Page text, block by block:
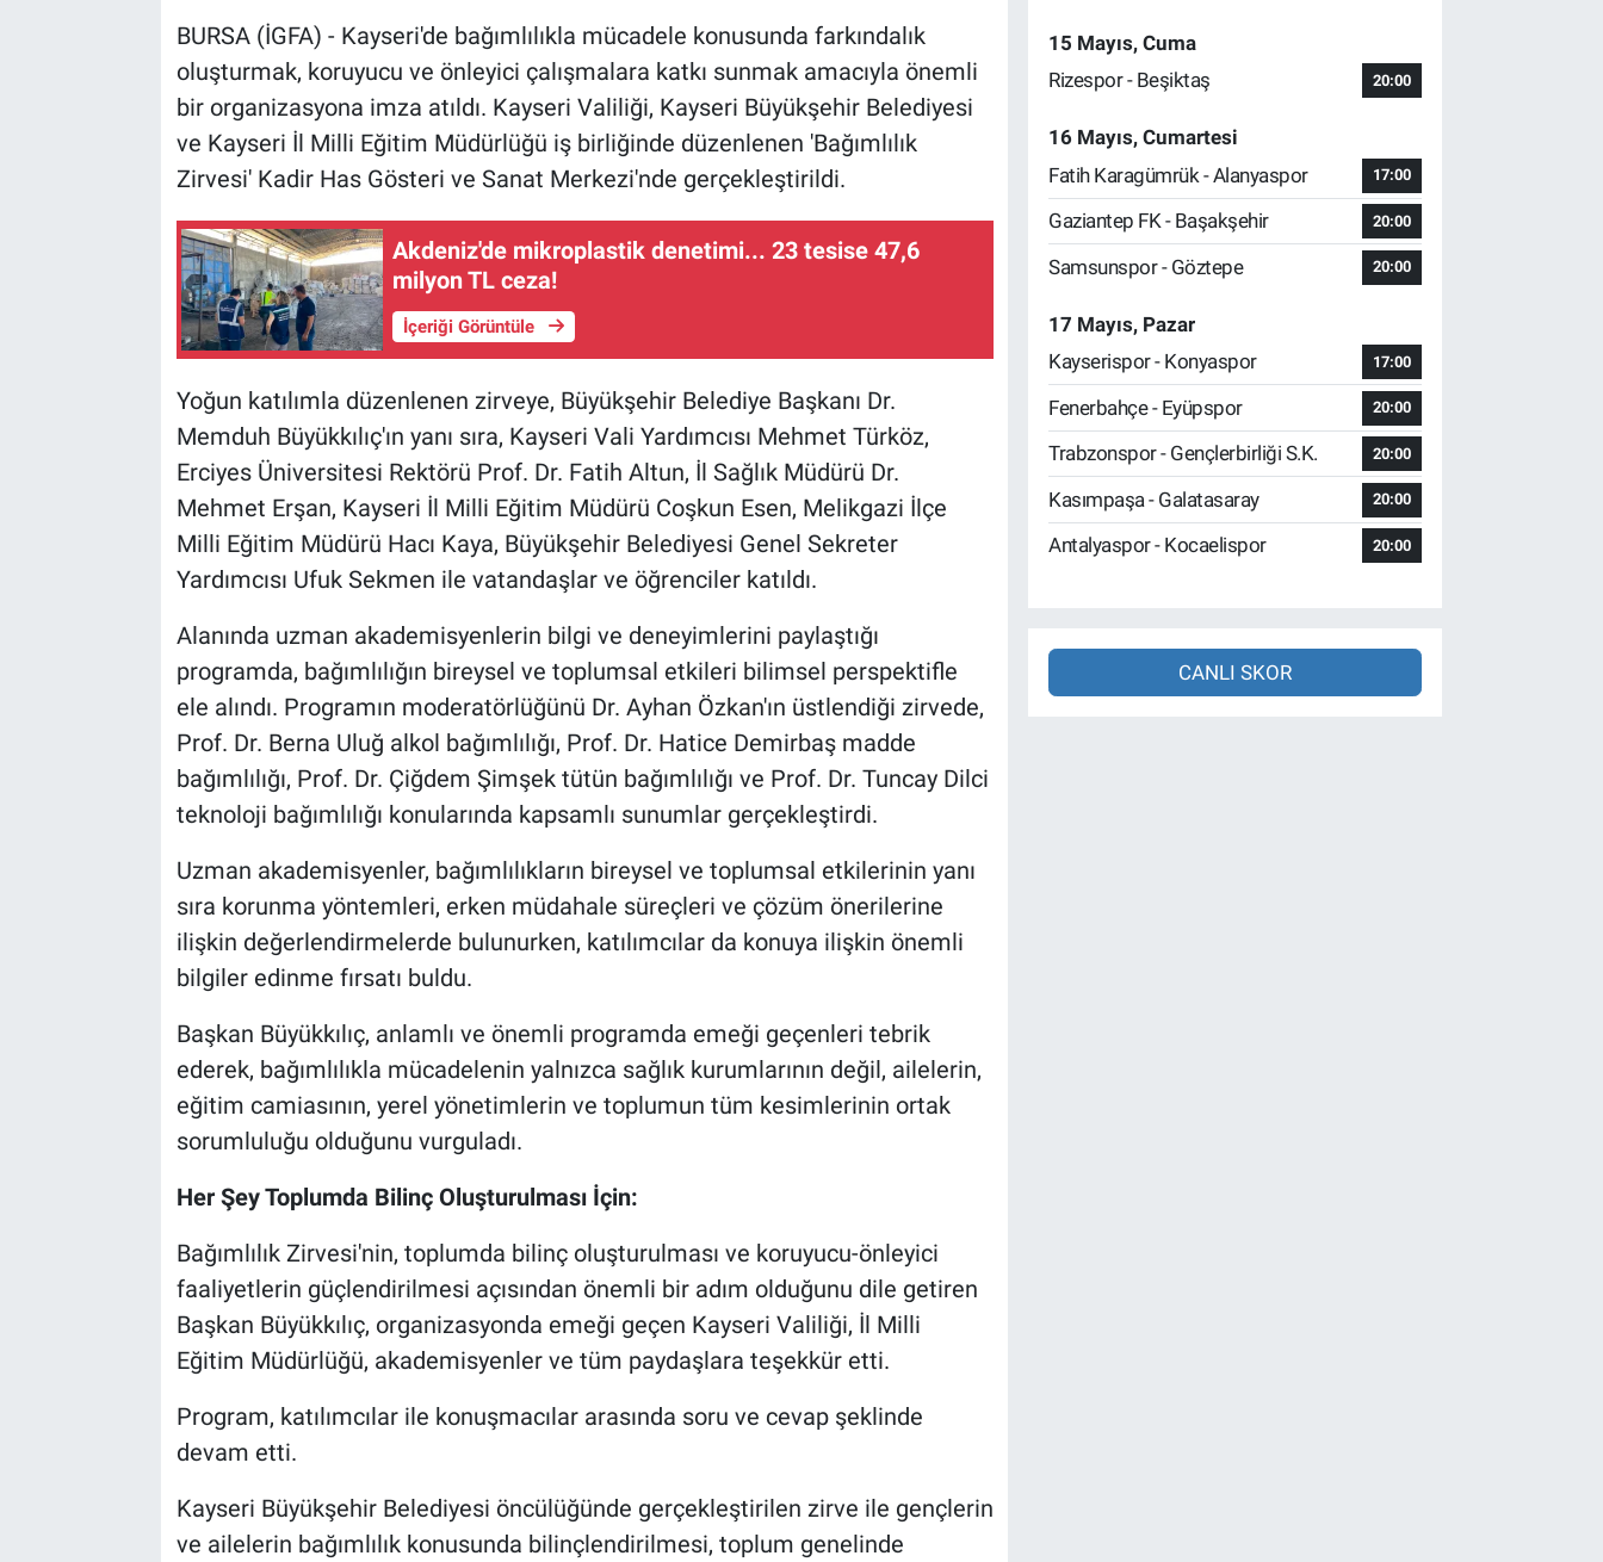
BURSA (İGFA) - Kayseri'de bağımlılıkla mücadele konusunda farkındalık
oluşturmak, koruyucu ve önleyici çalışmalara katkı sunmak amacıyla önemli
bir organizasyona imza atıldı. Kayseri Valiliği, Kayseri Büyükşehir Belediyesi
ve Kayseri İl Milli Eğitim Müdürlüğü iş birliğinde düzenlenen 'Bağımlılık
Zirvesi' Kadir Has Gösteri ve Sanat Merkezi'nde gerçekleştirildi.
Akdeniz'de mikroplastik denetimi... 23 tesise 47,6
milyon TL ceza!
İçeriği Görüntüle
Yoğun katılımla düzenlenen zirveye, Büyükşehir Belediye Başkanı Dr.
Memduh Büyükkılıç'ın yanı sıra, Kayseri Vali Yardımcısı Mehmet Türköz,
Erciyes Üniversitesi Rektörü Prof. Dr. Fatih Altun, İl Sağlık Müdürü Dr.
Mehmet Erşan, Kayseri İl Milli Eğitim Müdürü Coşkun Esen, Melikgazi İlçe
Milli Eğitim Müdürü Hacı Kaya, Büyükşehir Belediyesi Genel Sekreter
Yardımcısı Ufuk Sekmen ile vatandaşlar ve öğrenciler katıldı.
Alanında uzman akademisyenlerin bilgi ve deneyimlerini paylaştığı
programda, bağımlılığın bireysel ve toplumsal etkileri bilimsel perspektifle
ele alındı. Programın moderatörlüğünü Dr. Ayhan Özkan'ın üstlendiği zirvede,
Prof. Dr. Berna Uluğ alkol bağımlılığı, Prof. Dr. Hatice Demirbaş madde
bağımlılığı, Prof. Dr. Çiğdem Şimşek tütün bağımlılığı ve Prof. Dr. Tuncay Dilci
teknoloji bağımlılığı konularında kapsamlı sunumlar gerçekleştirdi.
Uzman akademisyenler, bağımlılıkların bireysel ve toplumsal etkilerinin yanı
sıra korunma yöntemleri, erken müdahale süreçleri ve çözüm önerilerine
ilişkin değerlendirmelerde bulunurken, katılımcılar da konuya ilişkin önemli
bilgiler edinme fırsatı buldu.
Başkan Büyükkılıç, anlamlı ve önemli programda emeği geçenleri tebrik
ederek, bağımlılıkla mücadelenin yalnızca sağlık kurumlarının değil, ailelerin,
eğitim camiasının, yerel yönetimlerin ve toplumun tüm kesimlerinin ortak
sorumluluğu olduğunu vurguladı.
Her Şey Toplumda Bilinç Oluşturulması İçin:
Bağımlılık Zirvesi'nin, toplumda bilinç oluşturulması ve koruyucu-önleyici
faaliyetlerin güçlendirilmesi açısından önemli bir adım olduğunu dile getiren
Başkan Büyükkılıç, organizasyonda emeği geçen Kayseri Valiliği, İl Milli
Eğitim Müdürlüğü, akademisyenler ve tüm paydaşlara teşekkür etti.
Program, katılımcılar ile konuşmacılar arasında soru ve cevap şeklinde
devam etti.
Kayseri Büyükşehir Belediyesi öncülüğünde gerçekleştirilen zirve ile gençlerin
ve ailelerin bağımlılık konusunda bilinçlendirilmesi, toplum genelinde
15 Mayıs, Cuma
Rizespor - Beşiktaş
20:00
16 Mayıs, Cumartesi
Fatih Karagümrük - Alanyaspor
17:00
Gaziantep FK - Başakşehir 20:00
Samsunspor - Göztepe 20:00
17 Mayıs, Pazar
Kayserispor - Konyaspor
17:00
Fenerbahçe - Eyüpspor 20:00
Trabzonspor - Gençlerbirliği S.K. 20:00
Kasımpaşa - Galatasaray 20:00
Antalyaspor - Kocaelispor 20:00
CANLI SKOR